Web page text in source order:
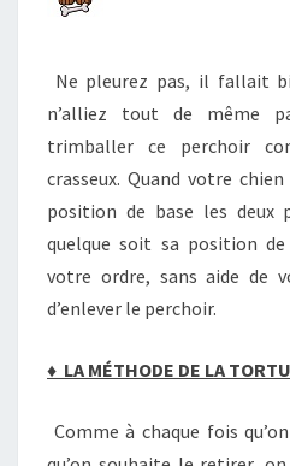
Ne pleurez pas, il fallait
n’alliez tout de même
trimballer ce perchoir
crasseux. Quand votre
position de base les deux
quelque soit sa position
votre ordre, sans aide de
d’enlever le perchoir.
♦ LA MÉTHODE DE LA
Comme à chaque fois